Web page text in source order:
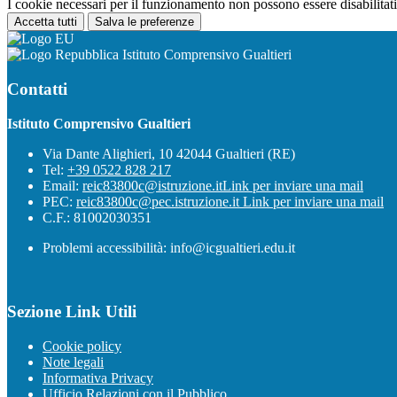
I cookie necessari per il funzionamento non possono essere
Accetta tutti Salva le preferenze
Istituto Comprensivo Gualtieri
Contatti
Istituto Comprensivo Gualtieri
Via Dante Alighieri, 10 42044 Gualtieri (RE)
Tel: +39 0522 828 217
Email: reic83800c@istruzione.itLink per inviare una mail
PEC: reic83800c@pec.istruzione.it Link per inviare una mail
C.F.: 81002030351
Problemi accessibilità: info@icgualtieri.edu.it
Sezione Link Utili
Cookie policy
Note legali
Informativa Privacy
Ufficio Relazioni con il Pubblico